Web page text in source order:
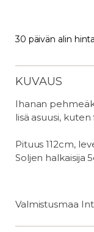
30 päivän alin hinta
KUVAUS
Ihanan
lisä asuusi,
Pituus 112cm,
Soljen halkaisija
Valmistusmaa